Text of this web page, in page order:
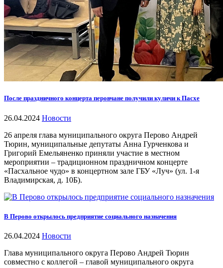
После праздничного концерта перовчане получили куличи к Пасхе
26.04.2024 Новости
26 апреля глава муниципального округа Перово Андрей
Тюрин, муниципальные депутаты Анна Гурченкова и
Григорий Емельяненко приняли участие в местном
мероприятии – традиционном праздничном концерте
«Пасхальное чудо» в концертном зале ГБУ «Луч» (ул. 1-я
Владимирская, д. 10Б).
В Перово открылось предприятие социального назначения
26.04.2024 Новости
Глава муниципального округа Перово Андрей Тюрин
совместно с коллегой – главой муниципального округа